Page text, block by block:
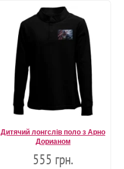
Дитячий лонгслів поло з Арно
Дорианом
555 грн.